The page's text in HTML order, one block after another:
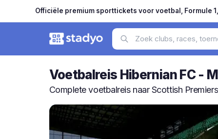
Officiële premium sporttickets voor voetbal, Formule
Voetbalreis Hibernian FC -
Complete voetbalreis naar Scottish